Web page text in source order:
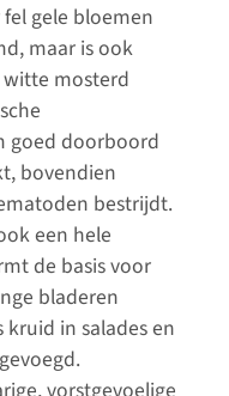
gele bloemen
maar is ook
mosterd
goed doorboord
bovendien
bestrijdt.
een hele
de basis voor
bladeren
in salades en